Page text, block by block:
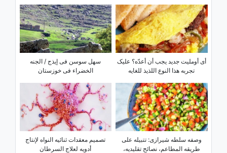
أی أوملیت جدید یجب أن أعدّه؟ علیک
تجربه هذا النوع اللذیذ للغایه
سهل سوسن فی إیذج / الجنه
الخضراء فی خوزستان
وصفه سلطه شیرازی: تتبیله على
طریقه المطاعم، نصائح تقلیدیه،
تصمیم معقدات ثنائیه النواه لإنتاج
أدویه لعلاج السرطان